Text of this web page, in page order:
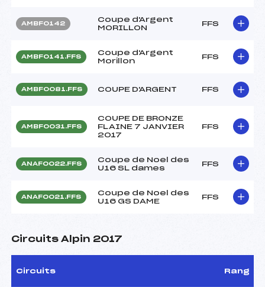
AMBF0142
Coupe d'Argent
MORILLON
FFS
AMBF0141.FFS
Coupe d'Argent
Morillon
FFS
AMBF0081.FFS COUPE D'ARGENT FFS
AMBF0031.FFS
COUPE DE BRONZE
FLAINE 7 JANVIER
2017
FFS
ANAF0022.FFS
Coupe de Noel des
U16 SL dames
FFS
ANAF0021.FFS
Coupe de Noel des
U16 GS DAME
FFS
Circuits Alpin 2017
Circuits Rang